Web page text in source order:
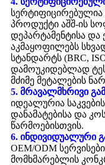
პროდუქტი აშშ-ის
დეპარტამენტისა და
აკმაყოფილებს
სტანდარტს (BRC,
დამოუკიდებლად
მძიმე მეტალების
5. მრავალმხრივი
იდეალურია
დანამატებისა და
წარმოებისთვის.
6. ინდივიდუალური
OEM/ODM
მომხმარებლის